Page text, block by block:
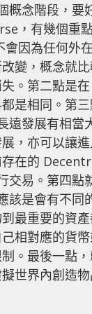
概念階段，
，有幾個重
因為任何外
變，概念就
。第二點是
是相同。第
發展有相當
，亦可以讓
在的
交易。第四
是會有不同
最重要的資
相對應的貨
。最後一點
世界內創造